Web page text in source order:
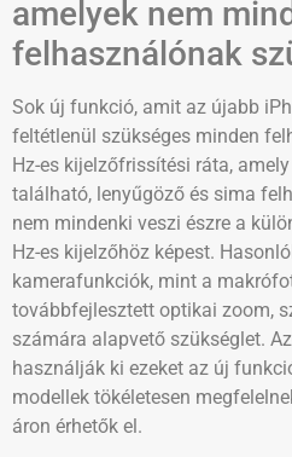
amelyek nem
felhasználónak
Sok új funkció, amit az újabb
feltétlenül szükséges minden
Hz-es kijelzőfrissítési ráta,
található, lenyűgöző és sima
nem mindenki veszi észre a
Hz-es kijelzőhöz képest.
kamerafunkciók, mint a
továbbfejlesztett optikai zoom,
számára alapvető szükséglet.
használják ki ezeket az új
modellek tökéletesen
áron érhetők el.